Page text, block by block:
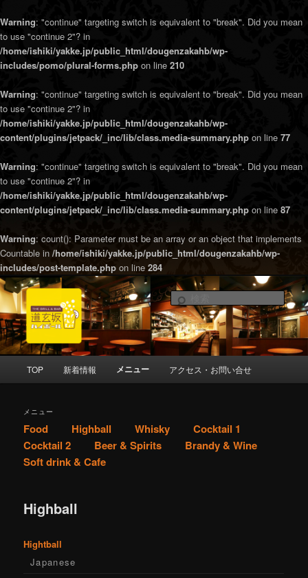
Warning: "continue" targeting switch is equivalent to "break". Did you mean
to use "continue 2"? in
/home/ishiki/yakke.jp/public_html/dougenzakahb/wp-
includes/pomo/plural-forms.php on line 210
Warning: "continue" targeting switch is equivalent to "break". Did you mean
to use "continue 2"? in
/home/ishiki/yakke.jp/public_html/dougenzakahb/wp-
content/plugins/jetpack/_inc/lib/class.media-summary.php on line 77
Warning: "continue" targeting switch is equivalent to "break". Did you mean
to use "continue 2"? in
/home/ishiki/yakke.jp/public_html/dougenzakahb/wp-
content/plugins/jetpack/_inc/lib/class.media-summary.php on line 87
Warning: count(): Parameter must be an array or an object that implements
Countable in /home/ishiki/yakke.jp/public_html/dougenzakahb/wp-
includes/post-template.php on line 284
The Grill & Bar 道玄坂ハイボール
渋谷駅徒歩１分！美味しいハイボールと炭火焼＆小皿料理をリーズナブルな
価格で楽しめるグリル＆バーです。
検
索
メ
ン
コ
テ
ン
TOP 新着情報 メニュー アクセス・お問い合せ
メニュー
Food Highball Whisky
Cocktail 1
Cocktail 2
Beer & Spirits
Brandy & Wine
Soft drink & Cafe
Highball
Hightball
Japanese